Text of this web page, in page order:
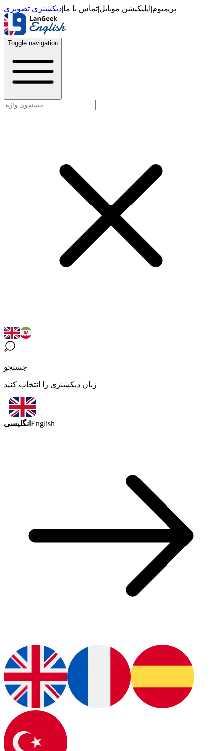
پریمیوم| اپلیکیشن موبایل|تماس با ما|دیکشنری تصویری
Toggle navigation
جستجو
زبان دیکشنری را انتخاب کنید
انگلیسی English